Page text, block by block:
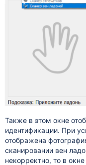
Также в этом окне
идентификации. При
отображена
сканировании вен
некорректно, то в